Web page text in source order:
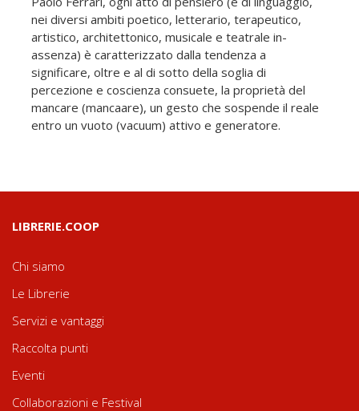
nei diversi ambiti poetico, letterario, terapeutico,
artistico, architettonico, musicale e teatrale in-
assenza) è caratterizzato dalla tendenza a
significare, oltre e al di sotto della soglia di
percezione e coscienza consuete, la proprietà del
mancare (mancaare), un gesto che sospende il reale
entro un vuoto (vacuum) attivo e generatore.
LIBRERIE.COOP
Chi siamo
Le Librerie
Servizi e vantaggi
Raccolta punti
Eventi
Collaborazioni e Festival